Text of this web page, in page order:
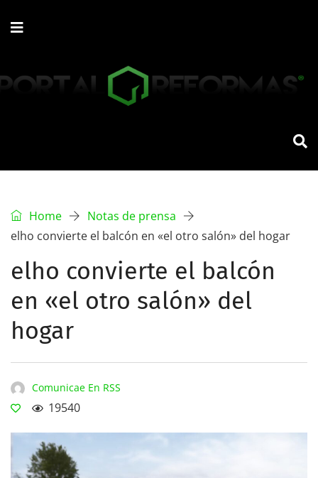
Home
Notas de prensa
elho convierte el balcón en «el otro salón» del hogar
elho convierte el balcón
en «el otro salón» del
hogar
Comunicae En RSS
19540